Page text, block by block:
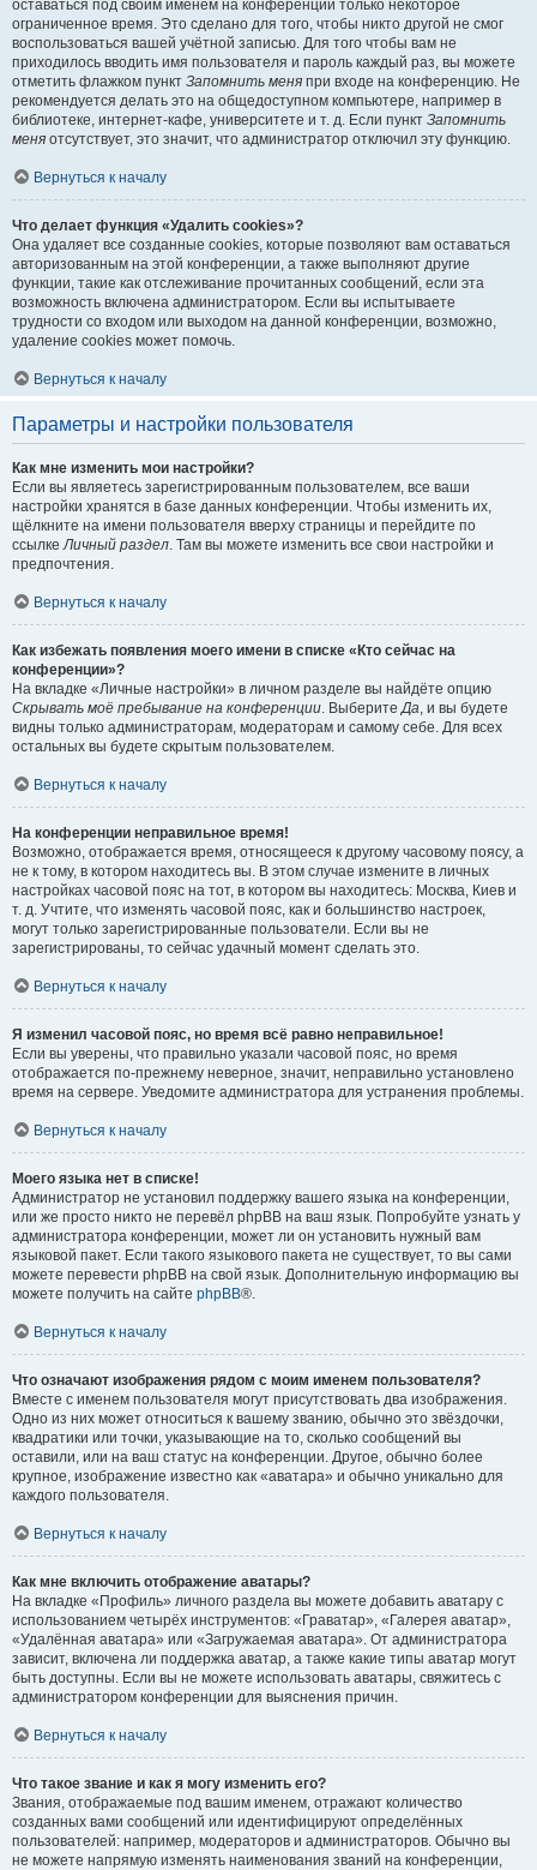
оставаться под своим именем на конференции только некоторое
ограниченное время. Это сделано для того, чтобы никто другой не смог
воспользоваться вашей учётной записью. Для того чтобы вам не
приходилось вводить имя пользователя и пароль каждый раз, вы можете
отметить флажком пункт Запомнить меня при входе на конференцию. Не
рекомендуется делать это на общедоступном компьютере, например в
библиотеке, интернет-кафе, университете и т. д. Если пункт Запомнить
меня отсутствует, это значит, что администратор отключил эту функцию.
Вернуться к началу
Что делает функция «Удалить cookies»?
Она удаляет все созданные cookies, которые позволяют вам оставаться
авторизованным на этой конференции, а также выполняют другие
функции, такие как отслеживание прочитанных сообщений, если эта
возможность включена администратором. Если вы испытываете
трудности со входом или выходом на данной конференции, возможно,
удаление cookies может помочь.
Вернуться к началу
Параметры и настройки пользователя
Как мне изменить мои настройки?
Если вы являетесь зарегистрированным пользователем, все ваши
настройки хранятся в базе данных конференции. Чтобы изменить их,
щёлкните на имени пользователя вверху страницы и перейдите по
ссылкеЛичный раздел. Там вы можете изменить все свои настройки и
предпочтения.
Вернуться к началу
Как избежать появления моего имени в списке «Кто сейчас на
конференции»?
На вкладке «Личные настройки» в личном разделе вы найдёте опцию
Скрывать моё пребывание на конференции. ВыберитеДа, и вы будете
видны только администраторам, модераторам и самому себе. Для всех
остальных вы будете скрытым пользователем.
Вернуться к началу
На конференции неправильное время!
Возможно, отображается время, относящееся к другому часовому поясу, а
не к тому, в котором находитесь вы. В этом случае измените в личных
настройках часовой пояс на тот, в котором вы находитесь: Москва, Киев и
т. д. Учтите, что изменять часовой пояс, как и большинство настроек,
могут только зарегистрированные пользователи. Если вы не
зарегистрированы, то сейчас удачный момент сделать это.
Вернуться к началу
Я изменил часовой пояс, но время всё равно неправильное!
Если вы уверены, что правильно указали часовой пояс, но время
отображается по-прежнему неверное, значит, неправильно установлено
время на сервере. Уведомите администратора для устранения проблемы.
Вернуться к началу
Моего языка нет в списке!
Администратор не установил поддержку вашего языка на конференции,
или же просто никто не перевёл phpBB на ваш язык. Попробуйте узнать у
администратора конференции, может ли он установить нужный вам
языковой пакет. Если такого языкового пакета не существует, то вы сами
можете перевести phpBB на свой язык. Дополнительную информацию вы
можете получить на сайте phpBB®.
Вернуться к началу
Что означают изображения рядом с моим именем пользователя?
Вместе с именем пользователя могут присутствовать два изображения.
Одно из них может относиться к вашему званию, обычно это звёздочки,
квадратики или точки, указывающие на то, сколько сообщений вы
оставили, или на ваш статус на конференции. Другое, обычно более
крупное, изображение известно как «аватара» и обычно уникально для
каждого пользователя.
Вернуться к началу
Как мне включить отображение аватары?
На вкладке «Профиль» личного раздела вы можете добавить аватару с
использованием четырёх инструментов: «Граватар», «Галерея аватар»,
«Удалённая аватара» или «Загружаемая аватара». От администратора
зависит, включена ли поддержка аватар, а также какие типы аватар могут
быть доступны. Если вы не можете использовать аватары, свяжитесь с
администратором конференции для выяснения причин.
Вернуться к началу
Что такое звание и как я могу изменить его?
Звания, отображаемые под вашим именем, отражают количество
созданных вами сообщений или идентифицируют определённых
пользователей: например, модераторов и администраторов. Обычно вы
не можете напрямую изменять наименования званий на конференции,